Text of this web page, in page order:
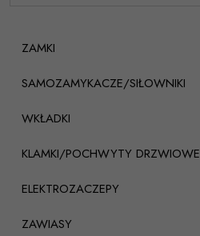
ZAMKI
SAMOZAMYKACZE/SIŁOWNIKI
WKŁADKI
KLAMKI/POCHWYTY DRZWIOWE
ELEKTROZACZEPY
ZAWIASY